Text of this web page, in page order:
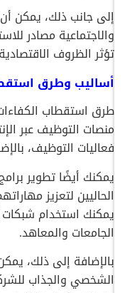
إلى جانب ذلك، يمكن أن
والاجتماعية مصادر
تؤثر الظروف الاقتصادية
أساليب وطرق
طرق استقطاب الكفاءات
منصات التوظيف عبر
فعاليات التوظيف،
يمكنك أيضًا تطوير برامج
الحاليين لتعزيز
يمكنك استخدام شبكات
الجامعات والمعاهد.
بالإضافة إلى ذلك، يمكن
الشخصي والجذاب